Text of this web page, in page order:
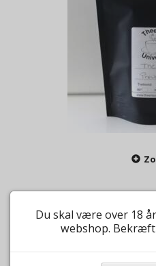
Theprøve
0anmeldelser Skriv
65,00 DKK
Du skal være over 18
webshop.